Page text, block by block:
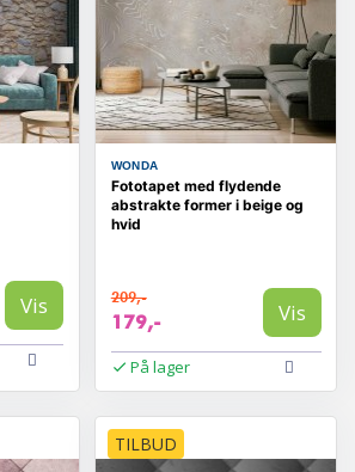
Vis
WONDA
Fototapet med flydende
abstrakte former i beige og
hvid
209,-
179,- Vis
På lager
TILBUD